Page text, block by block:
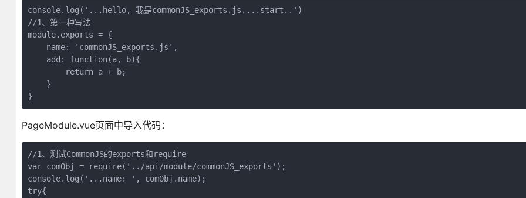
console.log('...hello, 我是commonJS_exports.js....start..')
//1、第一种写法
module.exports = {
    name: 'commonJS_exports.js',
    add: function(a, b){
        return a + b;
    }
}
PageModule.vue页面中导入代码：
//1、测试CommonJS的exports和require
var comObj = require('../api/module/commonJS_exports');
console.log('...name: ', comObj.name);
try{